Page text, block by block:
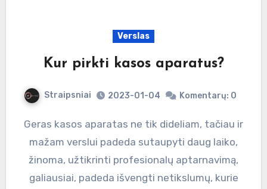
Verslas
Kur pirkti kasos aparatus?
Straipsniai 2023-01-04 Komentarų: 0
Geras kasos aparatas ne tik dideliam, tačiau ir
mažam verslui padeda sutaupyti daug laiko,
žinoma, užtikrinti profesionalų aptarnavimą,
galiausiai, padeda išvengti netikslumų, kurie